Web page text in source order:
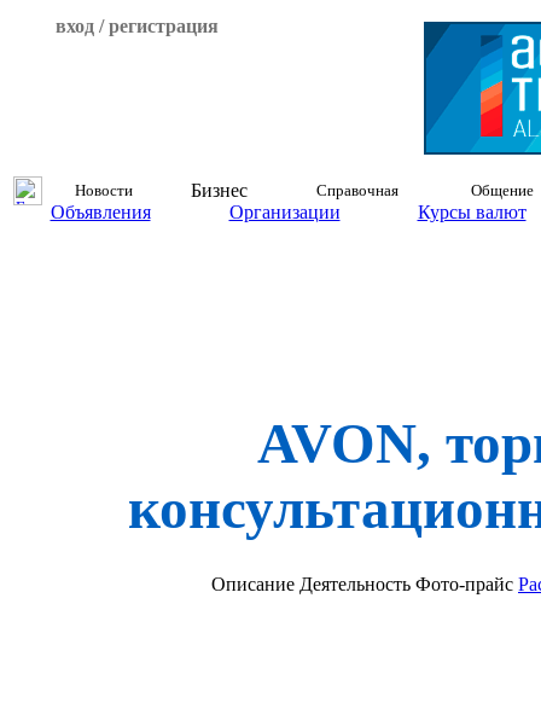
вход / регистрация
Новости Бизнес Справочная Общение
Объявления Организации Курсы валют
AVON,
Описание Деятельность Фото-прайс